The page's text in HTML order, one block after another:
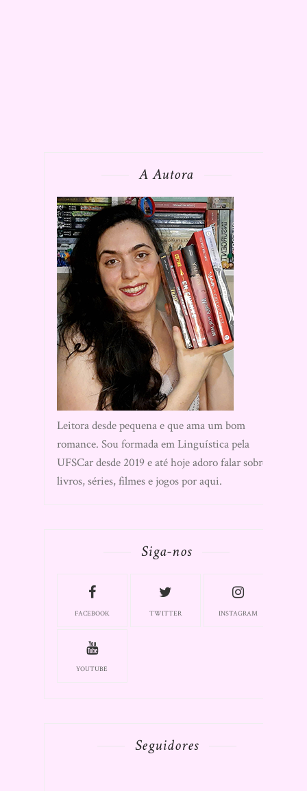
A Autora
Leitora desde pequena e que ama um bom
romance. Sou formada em Linguística pela
UFSCar desde 2019 e até hoje adoro falar sobre
livros, séries, filmes e jogos por aqui.
Siga-nos
FACEBOOK TWITTER INSTAGRAM
YOUTUBE
Seguidores